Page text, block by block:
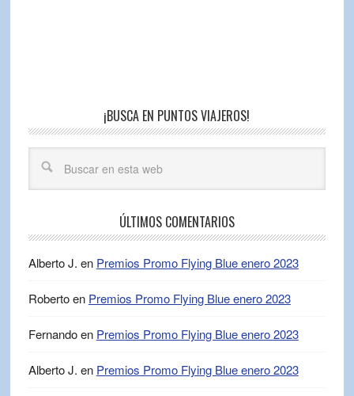
¡BUSCA EN PUNTOS VIAJEROS!
ÚLTIMOS COMENTARIOS
Alberto J. en Premios Promo Flying Blue enero 2023
Robertoen Premios Promo Flying Blue enero 2023
Fernandoen Premios Promo Flying Blue enero 2023
Alberto J. en Premios Promo Flying Blue enero 2023